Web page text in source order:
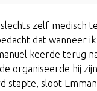
zelf medisch
dat wanneer
keerde terug
organiseerde hij
stapte, sloot